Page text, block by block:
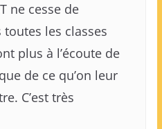
ne cesse de
toutes les classes
plus à l’écoute de
de ce qu’on leur
C’est très